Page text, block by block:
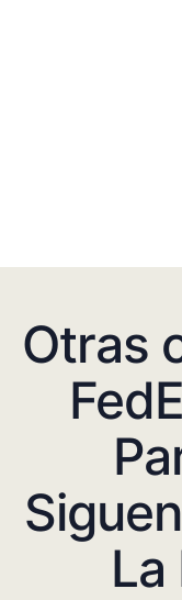
Otras